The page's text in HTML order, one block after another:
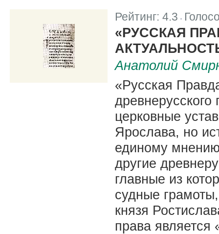
Рейтинг: 4.3
«РУССКАЯ
Анатолий
«Русская
церковные
Ярослава, но
единому
другие
главные из
судные
князя
права является